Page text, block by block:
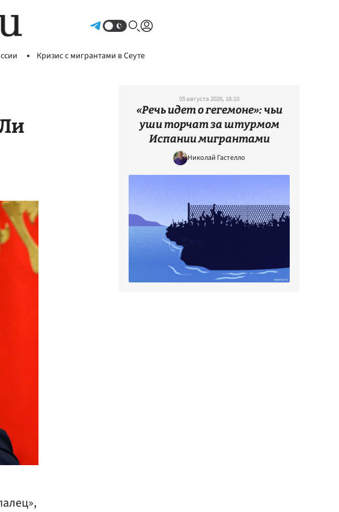
Кризис с мигрантами в Сеуте
05 августа 2026, 18:10
«Речь идет о гегемоне»: чьи
уши торчат за штурмом
Испании мигрантами
Николай Гастелло